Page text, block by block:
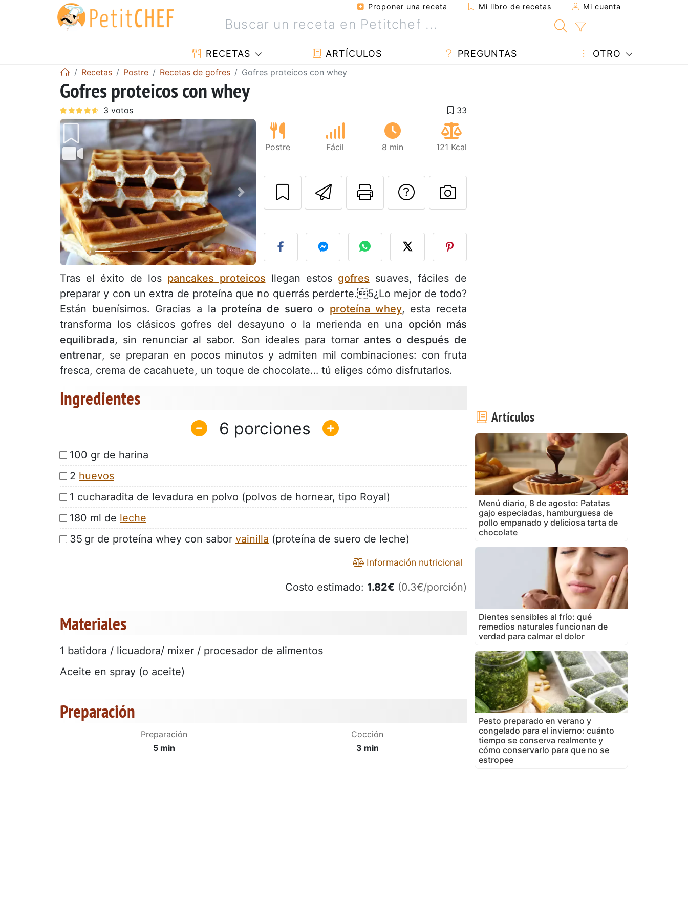
Proponer una receta Mi libro de recetas Mi cuenta
RECETAS ARTÍCULOS PREGUNTAS OTRO
Recetas Postre Recetas de gofres Gofres proteicos con whey
Gofres proteicos con whey
Anterior Siguiente
Postre Fácil 8 min 121 Kcal
Enviar esta receta a un amigo
Imprimir esta página
Preguntar al autor
Publicar la foto de esta receta
Tras el éxito de los pancakes proteicos llegan estos gofres suaves, fáciles de
preparar y con un extra de proteína que no querrás perderte.5¿Lo mejor de todo?
Están buenísimos. Gracias a la proteína de suero o proteína whey, esta receta
transforma los clásicos gofres del desayuno o la merienda en una opción más
equilibrada, sin renunciar al sabor. Son ideales para tomar antes o después de
entrenar, se preparan en pocos minutos y admiten mil combinaciones: con fruta
fresca, crema de cacahuete, un toque de chocolate… tú eliges cómo disfrutarlos.
Ingredientes
6
100 gr de harina
2 huevos
1 cucharadita de levadura en polvo (polvos de hornear, tipo Royal)
180 ml de leche
35 gr de proteína whey con sabor vainilla (proteína de suero de leche)
Información nutricional
Costo estimado: 1.82€ (0.3€/porción)
Materiales
1 batidora / licuadora/ mixer / procesador de alimentos
Aceite en spray (o aceite)
Preparación
Preparación
5 min
Cocción
3 min
Artículos
Menú diario, 8 de agosto: Patatas
gajo especiadas, hamburguesa de
pollo empanado y deliciosa tarta de
chocolate
Dientes sensibles al frío: qué
remedios naturales funcionan de
verdad para calmar el dolor
Pesto preparado en verano y
congelado para el invierno: cuánto
tiempo se conserva realmente y
cómo conservarlo para que no se
estropee